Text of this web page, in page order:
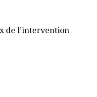
de l’intervention